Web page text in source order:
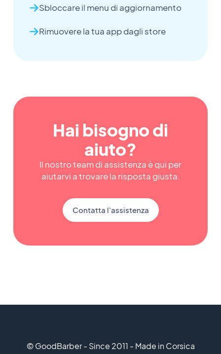
Sbloccare il menu di aggiornamento
Rimuovere la tua app dagli store
Hai bisogno di
aiuto?
Il nostro team di assistenza è qui per
aiutarvi a trovare la risposta giusta.
Contatta l'assistenza
© GoodBarber - Since 2011 - Made in Corsica